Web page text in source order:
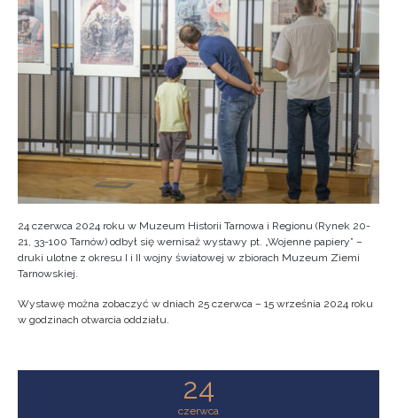
24 czerwca 2024 roku w Muzeum Historii Tarnowa i Regionu (Rynek 20-
21, 33-100 Tarnów) odbył się wernisaż wystawy pt. „Wojenne papiery” –
druki ulotne z okresu I i II wojny światowej w zbiorach Muzeum Ziemi
Tarnowskiej.
Wystawę można zobaczyć w dniach 25 czerwca – 15 września 2024 roku
w godzinach otwarcia oddziału.
24
czerwca